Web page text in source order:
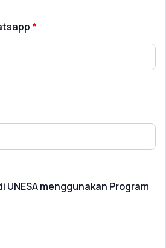
UNESA menggunakan Program